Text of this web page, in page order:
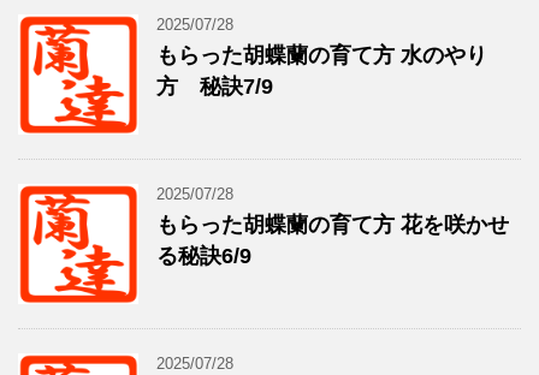
2025/07/28
もらった胡蝶蘭の育て方 水のやり
方 秘訣7/9
2025/07/28
もらった胡蝶蘭の育て方 花を咲かせ
る秘訣6/9
2025/07/28